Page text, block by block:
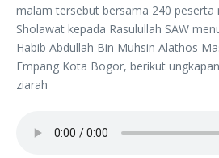
malam tersebut bersama 240 peserta
Sholawat kepada Rasulullah SAW
Habib Abdullah Bin Muhsin Alathos
Empang Kota Bogor, berikut
ziarah